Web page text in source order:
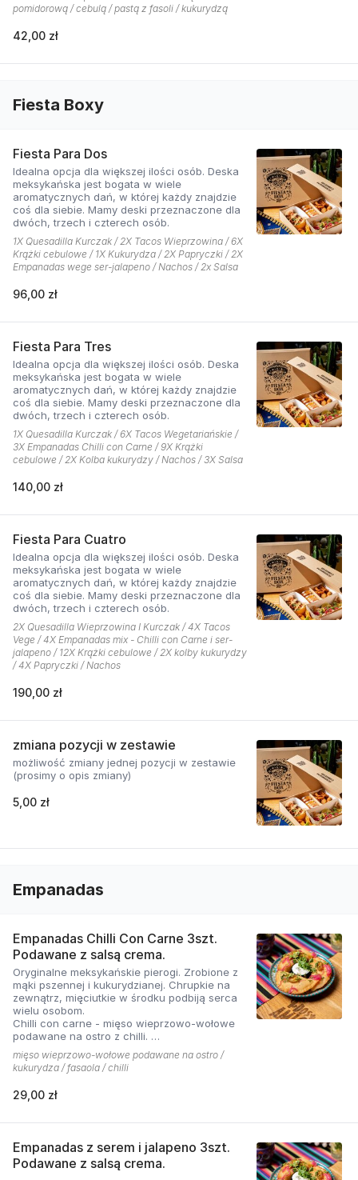
pomidorową / cebulą / pastą z fasoli / kukurydzą
42,00 zł
Fiesta Boxy
Fiesta Para Dos
Idealna opcja dla większej ilości osób. Deska
meksykańska jest bogata w wiele
aromatycznych dań, w której każdy znajdzie
coś dla siebie. Mamy deski przeznaczone dla
dwóch, trzech i czterech osób.
1X Quesadilla Kurczak / 2X Tacos Wieprzowina / 6X
Krążki cebulowe / 1X Kukurydza / 2X Papryczki / 2X
Empanadas wege ser-jalapeno / Nachos / 2x Salsa
96,00 zł
Fiesta Para Tres
Idealna opcja dla większej ilości osób. Deska
meksykańska jest bogata w wiele
aromatycznych dań, w której każdy znajdzie
coś dla siebie. Mamy deski przeznaczone dla
dwóch, trzech i czterech osób.
1X Quesadilla Kurczak / 6X Tacos Wegetariańskie /
3X Empanadas Chilli con Carne / 9X Krążki
cebulowe / 2X Kolba kukurydzy / Nachos / 3X Salsa
140,00 zł
Fiesta Para Cuatro
Idealna opcja dla większej ilości osób. Deska
meksykańska jest bogata w wiele
aromatycznych dań, w której każdy znajdzie
coś dla siebie. Mamy deski przeznaczone dla
dwóch, trzech i czterech osób.
2X Quesadilla Wieprzowina I Kurczak / 4X Tacos
Vege / 4X Empanadas mix - Chilli con Carne i ser-
jalapeno / 12X Krążki cebulowe / 2X kolby kukurydzy
/ 4X Papryczki / Nachos
190,00 zł
zmiana pozycji w zestawie
możliwość zmiany jednej pozycji w zestawie
(prosimy o opis zmiany)
5,00 zł
Empanadas
Empanadas Chilli Con Carne 3szt.
Podawane z salsą crema.
Oryginalne meksykańskie pierogi. Zrobione z
mąki pszennej i kukurydzianej. Chrupkie na
zewnątrz, mięciutkie w środku podbiją serca
wielu osobom.
Chilli con carne - mięso wieprzowo-wołowe
podawane na ostro z chilli.
Cena zawiera opakowanie na wynos
mięso wieprzowo-wołowe podawane na ostro /
kukurydza / fasaola / chilli
29,00 zł
Empanadas z serem i jalapeno 3szt.
Podawane z salsą crema.